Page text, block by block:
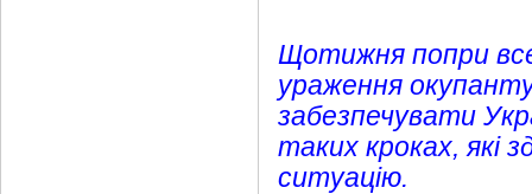
Щотижня попри
ураження
забезпечувати
таких кроках, які
ситуацію.